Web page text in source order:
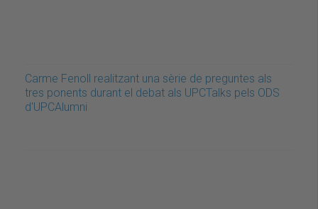
Carme Fenoll realitzant una sèrie de preguntes als
tres ponents durant el debat als UPCTalks pels ODS
d'UPCAlumni